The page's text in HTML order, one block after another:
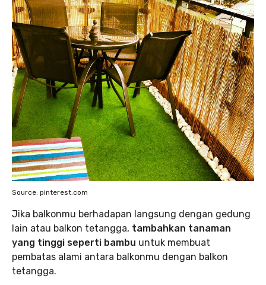
Source: pinterest.com
Jika balkonmu berhadapan langsung dengan gedung
lain atau balkon tetangga, tambahkan tanaman
yang tinggi seperti bambu untuk membuat
pembatas alami antara balkonmu dengan balkon
tetangga.